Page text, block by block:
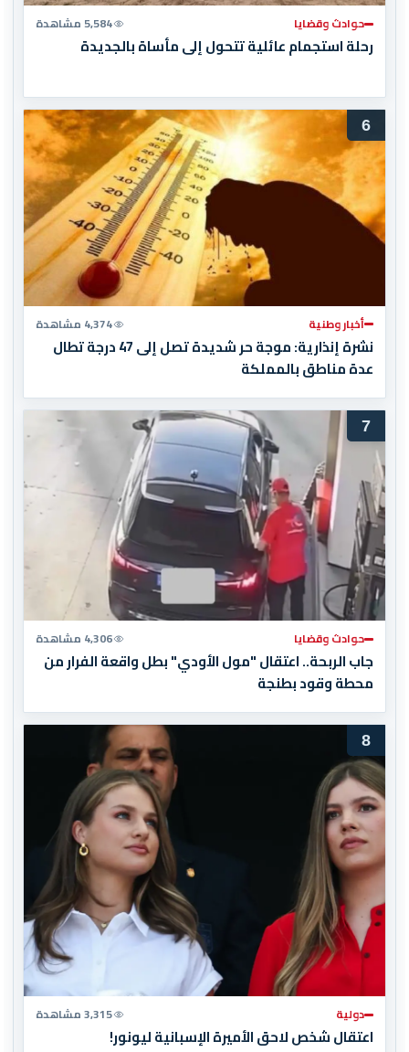
حوادث وقضايا 5,584 مشاهدة
رحلة استجمام عائلية تتحول إلى مأساة بالجديدة
6
أخبار وطنية 4,374 مشاهدة
نشرة إنذارية: موجة حر شديدة تصل إلى 47 درجة تطال
عدة مناطق بالمملكة
7
حوادث وقضايا 4,306 مشاهدة
جاب الربحة.. اعتقال "مول الأودي" بطل واقعة الفرار من
محطة وقود بطنجة
8
دولية 3,315 مشاهدة
اعتقال شخص لاحق الأميرة الإسبانية ليونور!